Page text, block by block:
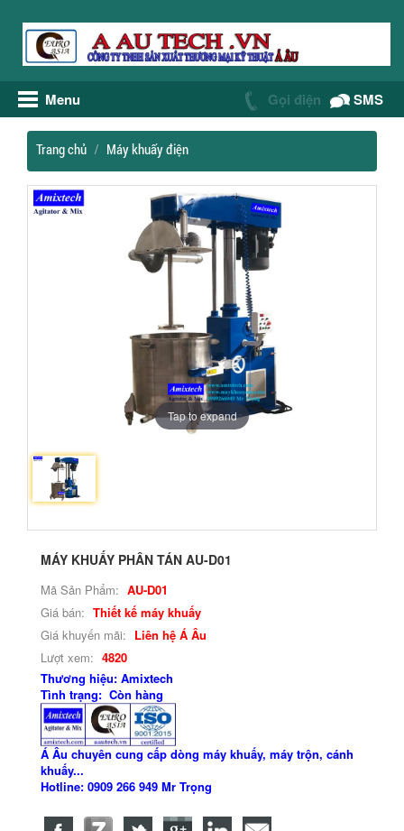
Menu Gọi điện SMS
Trang chủ Máy khuấy điện
Tap to expand
MÁY KHUẤY PHÂN TÁN AU-D01
Mã Sản Phẩm: AU-D01
Giá bán: Thiết kế máy khuấy
Giá khuyến mãi: Liên hệ Á Âu
Lượt xem: 4820
Thương hiệu: Amixtech
Tình trạng: Còn hàng
Á Âu chuyên cung cấp dòng máy khuấy, máy trộn, cánh
khuấy...
Hotline: 0909 266 949 Mr Trọng